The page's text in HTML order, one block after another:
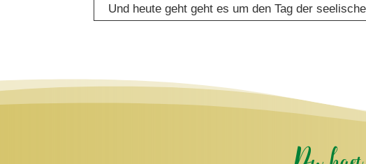
Und heute geht geht es um den Tag der
Oktober wird an diesem Tag mal wollen wir mal
seelische Gesundheit auch zu kümmern und
gerade im Einklang mit sich selbst sind, die
Aber gerade Gesundheit ist nicht einfach nur